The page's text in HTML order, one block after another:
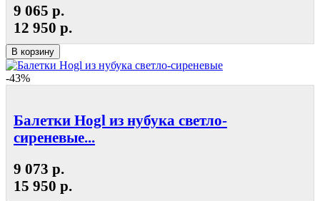
9 065 р.
12 950 р.
В корзину
-43%
Балетки Hogl из нубука светло-
сиреневые...
9 073 р.
15 950 р.